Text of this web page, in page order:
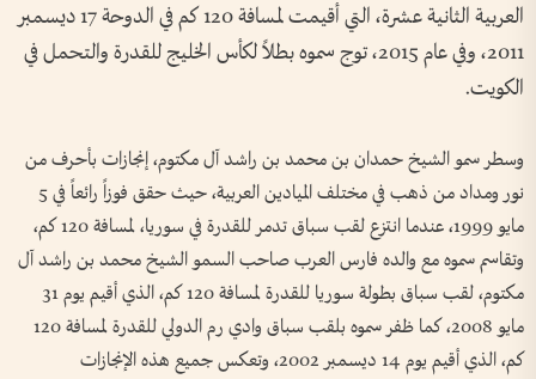
العربية الثانية عشرة، التي أقيمت لمسافة 120 كم في الدوحة 17 ديسمبر
2011، وفي عام 2015، توج سموه بطلاً لكأس الخليج للقدرة والتحمل في
الكويت.
وسطر سمو الشيخ حمدان بن محمد بن راشد آل مكتوم، إنجازات بأحرف من
نور ومداد من ذهب في مختلف الميادين العربية، حيث حقق فوزاً رائعاً في 5
مايو 1999، عندما انتزع لقب سباق تدمر للقدرة في سوريا، لمسافة 120 كم،
وتقاسم سموه مع والده فارس العرب صاحب السمو الشيخ محمد بن راشد آل
مكتوم، لقب سباق بطولة سوريا للقدرة لمسافة 120 كم، الذي أقيم يوم 31
مايو 2008، كما ظفر سموه بلقب سباق وادي رم الدولي للقدرة لمسافة 120
كم، الذي أقيم يوم 14 ديسمبر 2002، وتعكس جميع هذه الإنجازات